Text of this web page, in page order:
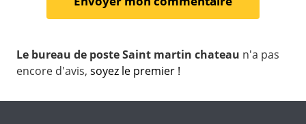
Le bureau de poste Saint martin chateau n'a pas
encore d'avis, soyez le premier !